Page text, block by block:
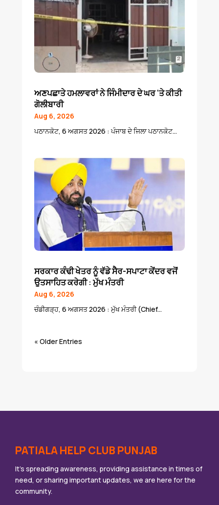
ਅਣਪਛਾਤੇ ਹਮਲਾਵਰਾਂ ਨੇ ਜਿੰਮੀਦਾਰ ਦੇ ਘਰ ‘ਤੇ ਕੀਤੀ
ਗੋਲੀਬਾਰੀ
Aug 6, 2026
ਪਠਾਨਕੋਟ, 6 ਅਗਸਤ 2026 : ਪੰਜਾਬ ਦੇ ਜਿਲਾ ਪਠਾਨਕੋਟ...
ਸਰਕਾਰ ਕੰਢੀ ਖੇਤਰ ਨੂੰ ਵੱਡੇ ਸੈਰ-ਸਪਾਟਾ ਕੇਂਦਰ ਵਜੋਂ
ਉਤਸਾਹਿਤ ਕਰੇਗੀ : ਮੁੱਖ ਮੰਤਰੀ
Aug 6, 2026
ਚੰਡੀਗੜ੍ਹ, 6 ਅਗਸਤ 2026 : ਮੁੱਖ ਮੰਤਰੀ (Chief...
« Older Entries
PATIALA HELP CLUB PUNJAB
It’s spreading awareness, providing assistance in times of
need, or sharing important updates, we are here for the
community.